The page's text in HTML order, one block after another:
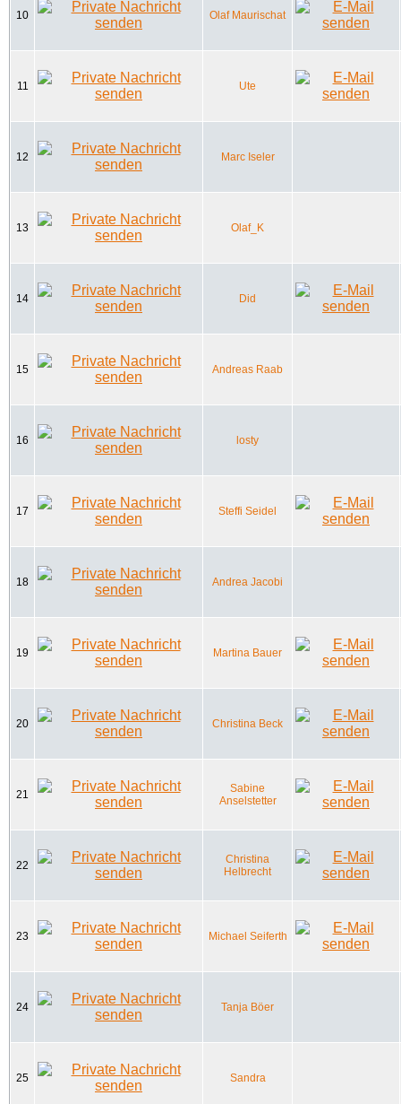
10 Olaf Maurischat
11 Ute
12 Marc Iseler
13 Olaf_K
14 Did
15 Andreas Raab
16 losty
17 Steffi Seidel
18 Andrea Jacobi
19 Martina Bauer
20 Christina Beck
21
Sabine
Anselstetter
22
Christina
Helbrecht
23 Michael Seiferth
24 Tanja Böer
25 Sandra